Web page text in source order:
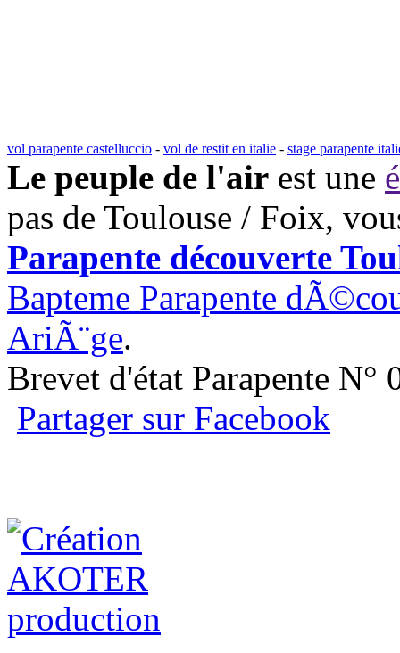
vol parapente castelluccio - vol de restit en italie - stage parapente
Le peuple de l'air est une
pas de Toulouse / Foix,
Parapente découverte
Bapteme Parapente
AriÃ¨ge.
Brevet d'état Parapente N°
Partager sur Facebook